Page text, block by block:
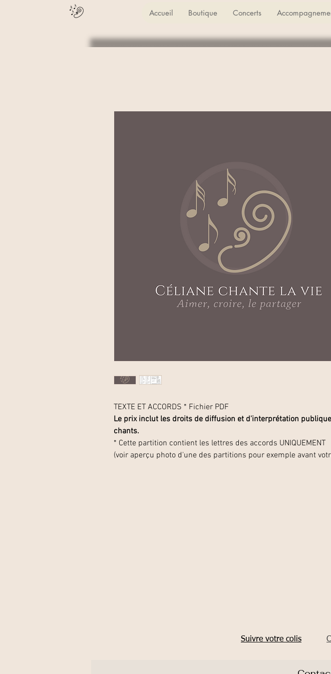
Accueil Boutique Concerts
TEXTE ET ACCORDS * Fichier PDF
Le prix inclut les droits de diffusion et d'interprétation
chants.
* Cette partition contient les lettres des accords UNIQUEMENT
(voir aperçu photo d'une des partitions pour exemple avant
Suivre votre colis